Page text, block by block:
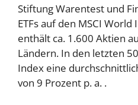
Stiftung Warentest und
ETFs auf den MSCI
enthält ca. 1.600 Aktien
Ländern. In den letzten
Index eine
von 9 Prozent p. a. .